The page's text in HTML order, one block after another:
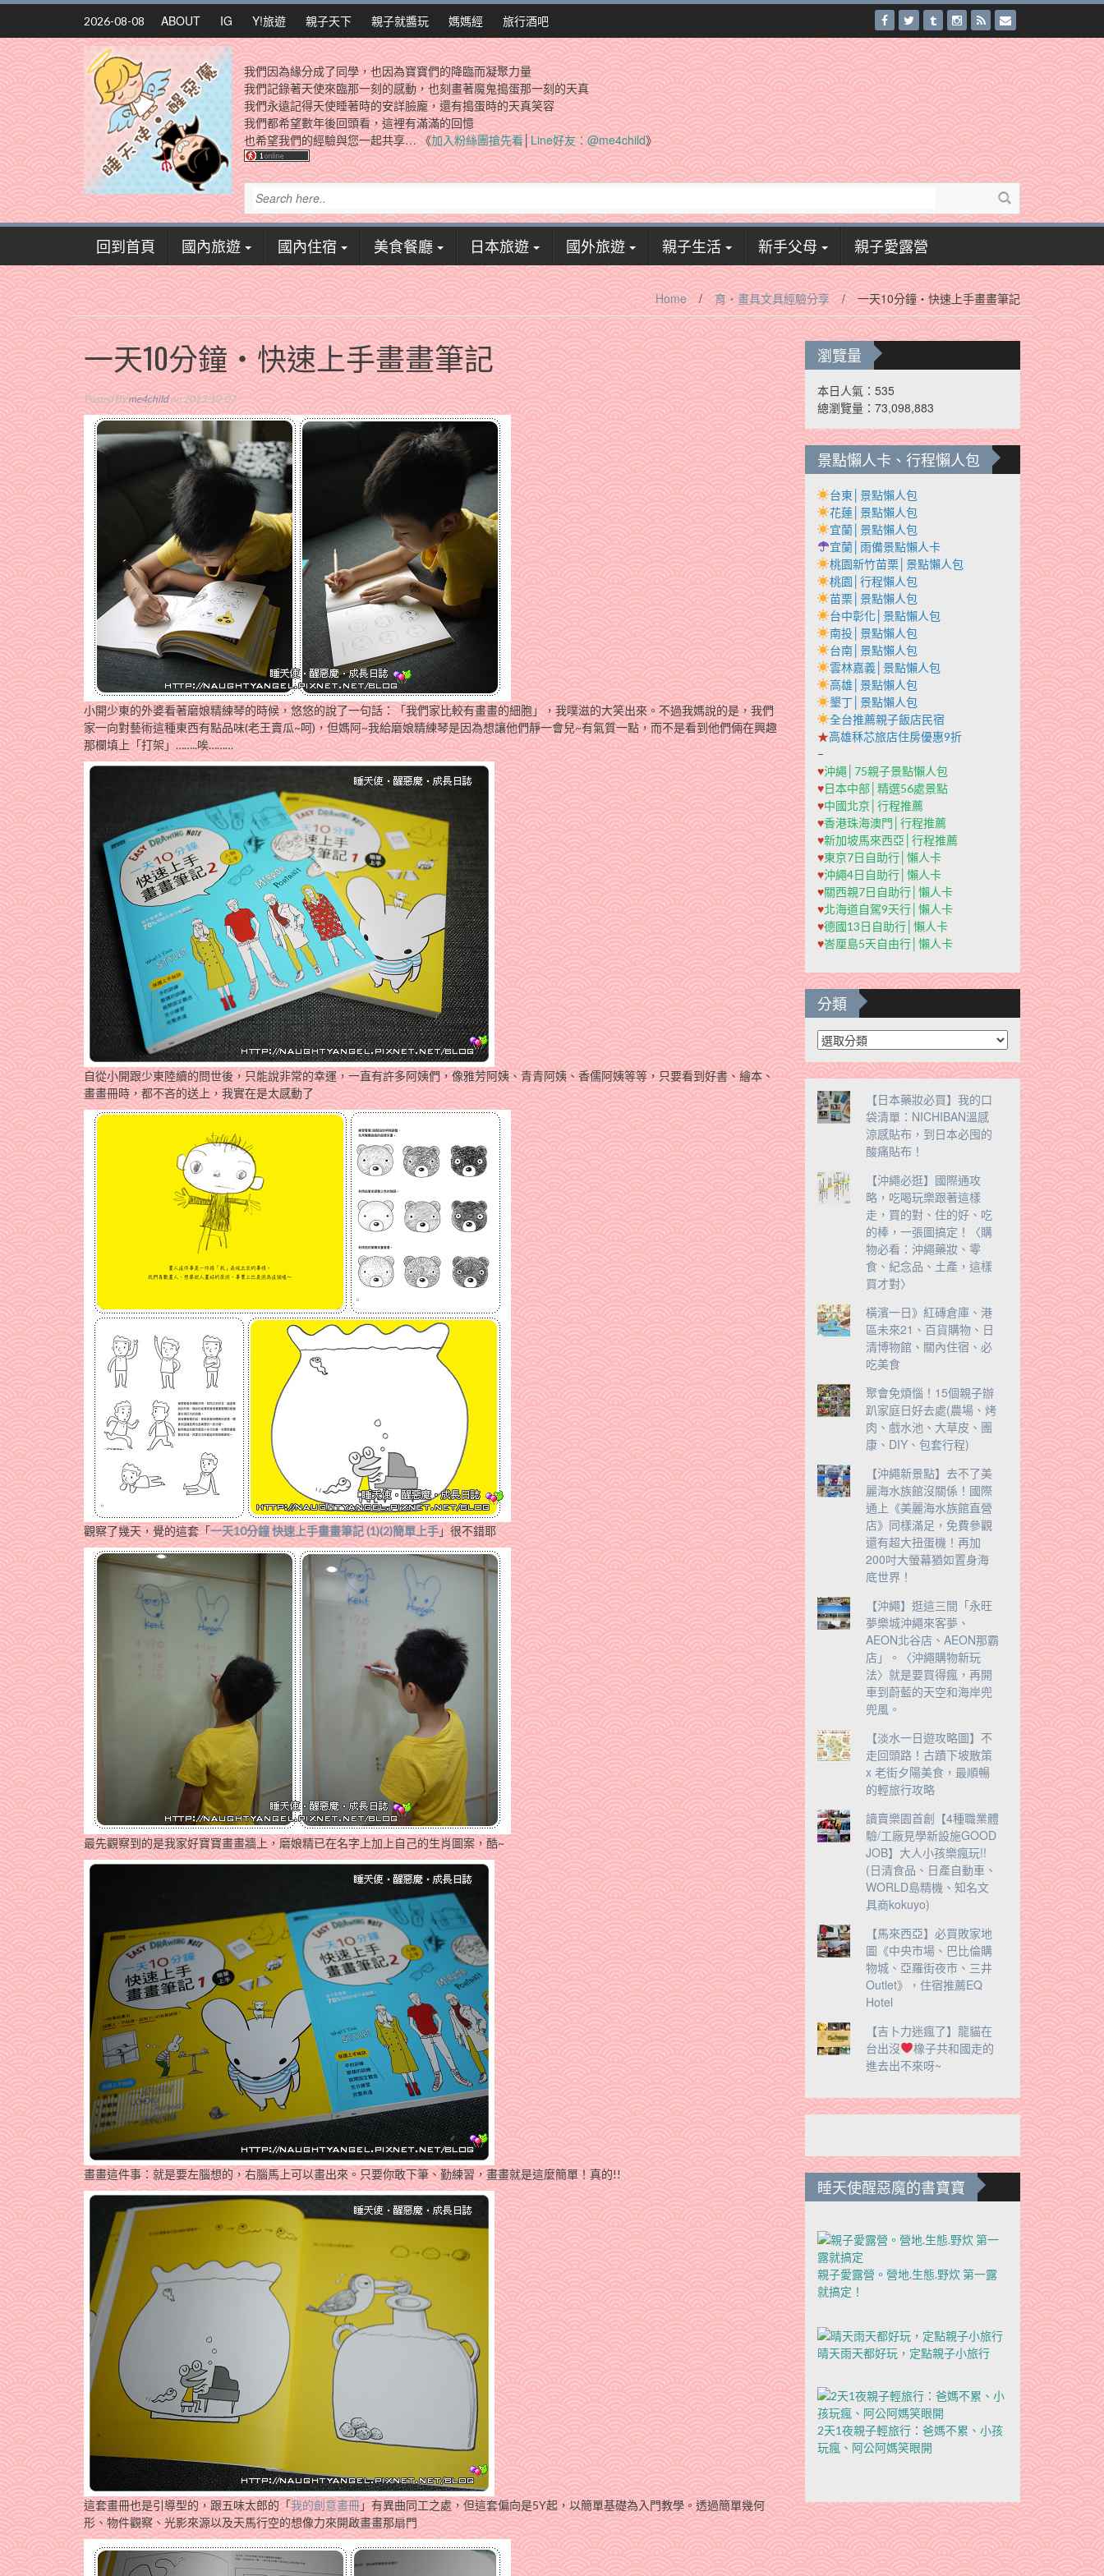
Skip
content
2026-08-08 ABOUT IG Y!旅遊 親子天下 親子就醬玩 媽媽經 旅行酒吧
我們因為緣分成了同學，也因為寶寶們的降臨而凝聚力量
我們記錄著天使來臨那一刻的感動，也刻畫著魔鬼搗蛋那一刻的天真
我們永遠記得天使睡著時的安詳臉龐，還有搗蛋時的天真笑容
我們都希望數年後回頭看，這裡有滿滿的回憶
也希望我們的經驗與您一起共享… 《加入粉絲團搶先看│Line好友：@me4child》
回到首頁 國內旅遊 國內住宿 美食餐廳 日本旅遊 國外旅遊 親子生活 新手父母 親子愛露營
Home / 育‧畫具文具經驗分享 / 一天10分鐘‧快速上手畫畫筆記
一天10分鐘‧快速上手畫畫筆記
Posted Byme4childon 2013-10-07
小開少東的外婆看著磨娘精練琴的時候，悠悠的說了一句話：「我們家比較有畫畫的細胞」，我噗滋的大笑出來。不過我媽說的是，我們
家一向對藝術這種東西有點品味(老王賣瓜~呵)，但媽阿~我給磨娘精練琴是因為想讓他們靜一會兒~有氣質一點，而不是看到他們倆在興趣
那欄填上「打架」……..唉………
自從小開跟少東陸續的問世後，只能說非常的幸運，一直有許多阿姨們，像雅芳阿姨、青青阿姨、香儒阿姨等等，只要看到好書、繪本、
畫畫冊時，都不吝的送上，我實在是太感動了
觀察了幾天，覺的這套「一天10分鐘 快速上手畫畫筆記 (1)(2)簡單上手」很不錯耶
最先觀察到的是我家好寶寶畫畫牆上，磨娘精已在名字上加上自己的生肖圖案，酷~
畫畫這件事：就是要左腦想的，右腦馬上可以畫出來。只要你敢下筆、勤練習，畫畫就是這麼簡單！真的!!
這套畫冊也是引導型的，跟五味太郎的「我的創意畫冊」有異曲同工之處，但這套偏向是5Y起，以簡單基礎為入門教學。透過簡單幾何
形、物件觀察、光影來源以及天馬行空的想像力來開啟畫畫那扇門
瀏覽量
本日人氣：535
總瀏覽量：73,098,883
景點懶人卡、行程懶人包
台東│景點懶人包
花蓮│景點懶人包
宜蘭│景點懶人包
宜蘭│雨備景點懶人卡
桃園新竹苗栗│景點懶人包
桃園│行程懶人包
苗栗│景點懶人包
台中彰化│景點懶人包
南投│景點懶人包
台南│景點懶人包
雲林嘉義│景點懶人包
高雄│景點懶人包
墾丁│景點懶人包
全台推薦親子飯店民宿
★高雄秝芯旅店住房優惠9折
–
♥沖繩│75親子景點懶人包
♥日本中部│精選56處景點
♥中國北京│行程推薦
♥香港珠海澳門│行程推薦
♥新加坡馬來西亞│行程推薦
♥東京7日自助行│懶人卡
♥沖繩4日自助行│懶人卡
♥關西親7日自助行│懶人卡
♥北海道自駕9天行│懶人卡
♥德國13日自助行│懶人卡
♥峇厘島5天自由行│懶人卡
分類
分
類
【日本藥妝必買】我的口
袋清單：NICHIBAN溫感
涼感貼布，到日本必囤的
酸痛貼布！
【沖繩必逛】國際通攻
略，吃喝玩樂跟著這樣
走，買的對、住的好、吃
的棒，一張圖搞定！〈購
物必看：沖繩藥妝、零
食、紀念品、土產，這樣
買才對〉
橫濱一日》紅磚倉庫、港
區未來21、百貨購物、日
清博物館、關內住宿、必
吃美食
聚會免煩惱！15個親子辦
趴家庭日好去處(農場、烤
肉、戲水池、大草皮、團
康、DIY、包套行程)
【沖繩新景點】去不了美
麗海水族館沒關係！國際
通上《美麗海水族館直營
店》同樣滿足，免費參觀
還有超大扭蛋機！再加
200吋大螢幕猶如置身海
底世界！
【沖繩】逛這三間「永旺
夢樂城沖繩來客夢、
AEON北谷店、AEON那霸
店」。〈沖繩購物新玩
法〉就是要買得瘋，再開
車到蔚藍的天空和海岸兜
兜風。
【淡水一日遊攻略圖】不
走回頭路！古蹟下坡散策
x 老街夕陽美食，最順暢
的輕旅行攻略
讀賣樂園首創【4種職業體
驗/工廠見學新設施GOOD
JOB】大人小孩樂瘋玩!!
(日清食品、日產自動車、
WORLD島精機、知名文
具商kokuyo)
【馬來西亞】必買敗家地
圖《中央市場、巴比倫購
物城、亞羅街夜市、三井
Outlet》，住宿推薦EQ
Hotel
【吉卜力迷瘋了】龍貓在
台出沒
橡子共和國走的
進去出不來呀~
睡天使醒惡魔的書寶寶
親子愛露營。營地.生態.野炊 第一露
就搞定！
晴天雨天都好玩，定點親子小旅行
2天1夜親子輕旅行：爸媽不累、小孩
玩瘋、阿公阿媽笑眼開